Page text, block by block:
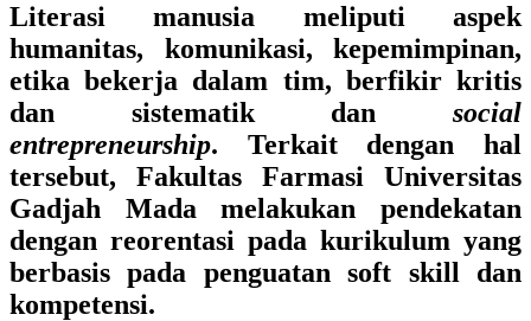
Literasi manusia meliputi aspek
humanitas, komunikasi, kepemimpinan,
etika bekerja dalam tim, berfikir kritis
dan sistematik dan social
entrepreneurship. Terkait dengan hal
tersebut, Fakultas Farmasi Universitas
Gadjah Mada melakukan pendekatan
dengan reorentasi pada kurikulum yang
berbasis pada penguatan soft skill dan
kompetensi.